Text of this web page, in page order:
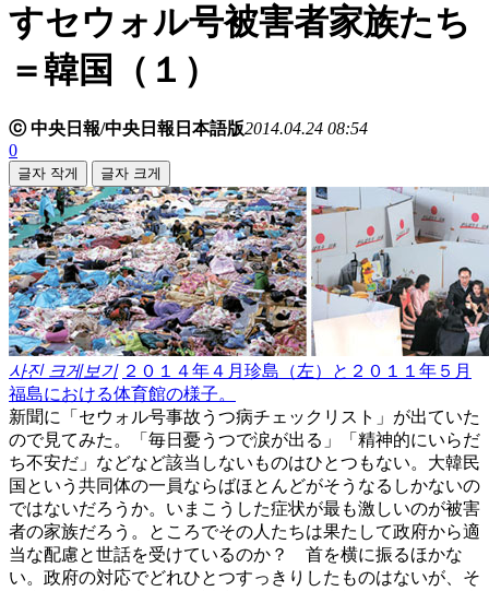
すセウォル号被害者家族たち
＝韓国（１）
ⓒ 中央日報/中央日報日本語版2014.04.24 08:54
0
글자 작게 글자 크게
사진 크게보기 ２０１４年４月珍島（左）と２０１１年５月
福島における体育館の様子。
新聞に「セウォル号事故うつ病チェックリスト」が出ていた
ので見てみた。「毎日憂うつで涙が出る」「精神的にいらだ
ち不安だ」などなど該当しないものはひとつもない。大韓民
国という共同体の一員ならばほとんどがそうなるしかないの
ではないだろうか。いまこうした症状が最も激しいのが被害
者の家族だろう。ところでその人たちは果たして政府から適
当な配慮と世話を受けているのか？ 首を横に振るほかな
い。政府の対応でどれひとつすっきりしたものはないが、そ